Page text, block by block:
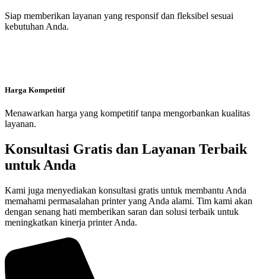
Siap memberikan layanan yang responsif dan fleksibel sesuai
kebutuhan Anda.
Harga Kompetitif
Menawarkan harga yang kompetitif tanpa mengorbankan kualitas
layanan.
Konsultasi Gratis dan Layanan Terbaik
untuk Anda
Kami juga menyediakan konsultasi gratis untuk membantu Anda
memahami permasalahan printer yang Anda alami. Tim kami akan
dengan senang hati memberikan saran dan solusi terbaik untuk
meningkatkan kinerja printer Anda.